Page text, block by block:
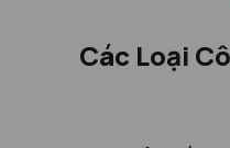
Các Loại